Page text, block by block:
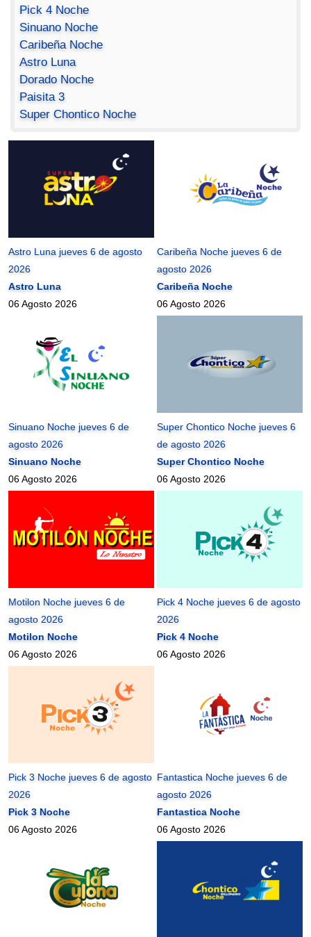
Pick 4 Noche
Sinuano Noche
Caribeña Noche
Astro Luna
Dorado Noche
Paisita 3
Super Chontico Noche
Astro Luna jueves 6 de agosto
2026
Astro Luna
06 Agosto 2026
Caribeña Noche jueves 6 de
agosto 2026
Caribeña Noche
06 Agosto 2026
Sinuano Noche jueves 6 de
agosto 2026
Sinuano Noche
06 Agosto 2026
Super Chontico Noche jueves 6
de agosto 2026
Super Chontico Noche
06 Agosto 2026
Motilon Noche jueves 6 de
agosto 2026
Motilon Noche
06 Agosto 2026
Pick 4 Noche jueves 6 de agosto
2026
Pick 4 Noche
06 Agosto 2026
Pick 3 Noche jueves 6 de agosto
2026
Pick 3 Noche
06 Agosto 2026
Fantastica Noche jueves 6 de
agosto 2026
Fantastica Noche
06 Agosto 2026